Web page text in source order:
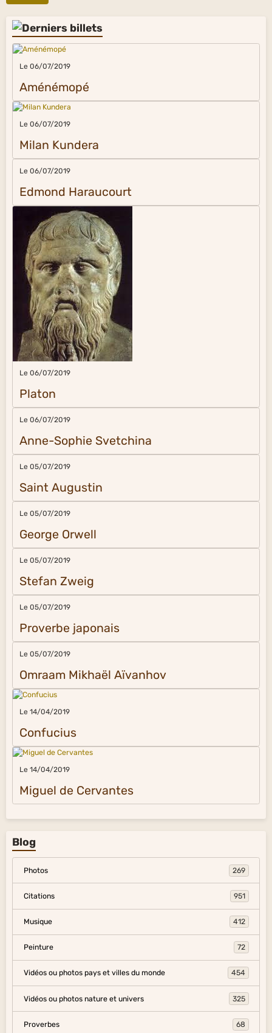
Le 06/07/2019
Aménémopé
Le 06/07/2019
Milan Kundera
Le 06/07/2019
Edmond Haraucourt
Le 06/07/2019
Platon
Le 06/07/2019
Anne-Sophie Svetchina
Le 05/07/2019
Saint Augustin
Le 05/07/2019
George Orwell
Le 05/07/2019
Stefan Zweig
Le 05/07/2019
Proverbe japonais
Le 05/07/2019
Omraam Mikhaël Aïvanhov
Le 14/04/2019
Confucius
Le 14/04/2019
Miguel de Cervantes
Blog
Photos 269
Citations 951
Musique 412
Peinture 72
Vidéos ou photos pays et villes du monde 454
Vidéos ou photos nature et univers 325
Proverbes 68